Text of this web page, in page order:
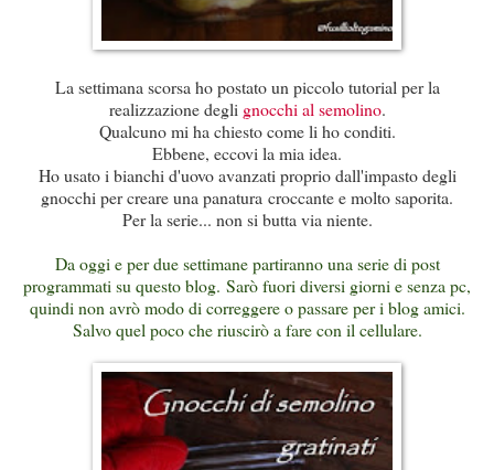
La settimana scorsa ho postato un piccolo tutorial per la
realizzazione degli gnocchi al semolino.
Qualcuno mi ha chiesto come li ho conditi.
Ebbene, eccovi la mia idea.
Ho usato i bianchi d'uovo avanzati proprio dall'impasto degli
gnocchi per creare una panatura croccante e molto saporita.
Per la serie... non si butta via niente.
Da oggi e per due settimane partiranno una serie di post
programmati su questo blog. Sarò fuori diversi giorni e senza pc,
quindi non avrò modo di correggere o passare per i blog amici.
Salvo quel poco che riuscirò a fare con il cellulare.